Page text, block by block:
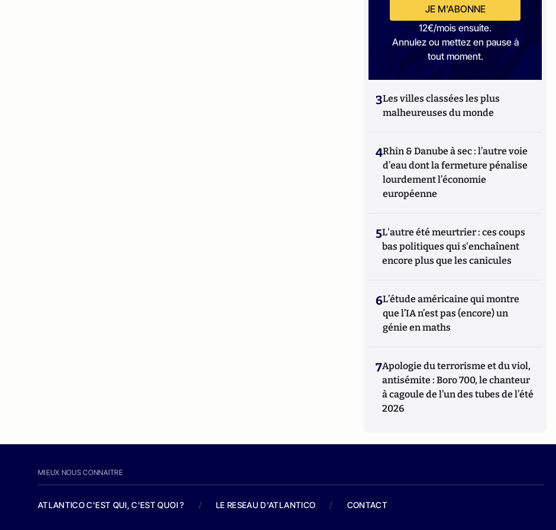
JE M'ABONNE
12€/mois ensuite.
Annulez ou mettez en pause à
tout moment.
3Les villes classées les plus
malheureuses du monde
4Rhin & Danube à sec : l’autre voie
d’eau dont la fermeture pénalise
lourdement l’économie
européenne
5L'autre été meurtrier : ces coups
bas politiques qui s'enchaînent
encore plus que les canicules
6L’étude américaine qui montre
que l’IA n’est pas (encore) un
génie en maths
7Apologie du terrorisme et du viol,
antisémite : Boro 700, le chanteur
à cagoule de l’un des tubes de l’été
2026
MIEUX NOUS CONNAITRE
ATLANTICO C'EST QUI, C'EST QUOI ? / LE RESEAU D'ATLANTICO / CONTACT